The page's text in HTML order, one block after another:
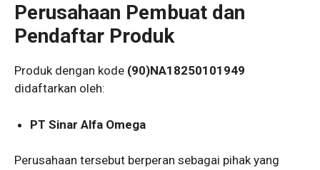
Perusahaan Pembuat dan
Pendaftar Produk
Produk dengan kode (90)NA18250101949
didaftarkan oleh:
PT Sinar Alfa Omega
Perusahaan tersebut berperan sebagai pihak yang